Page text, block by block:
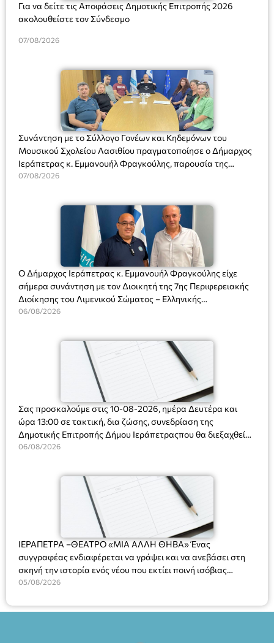
Για να δείτε τις Αποφάσεις Δημοτικής Επιτροπής 2026
ακολουθείστε τον Σύνδεσμο
07/08/2026
Συνάντηση με το Σύλλογο Γονέων και Κηδεμόνων του
Μουσικού Σχολείου Λασιθίου πραγματοποίησε ο Δήμαρχος
Ιεράπετρας κ. Εμμανουήλ Φραγκούλης, παρουσία της
Διευθύντριας του σχολείου κας Μαριάννας Χαΐτα.
07/08/2026
Ο Δήμαρχος Ιεράπετρας κ. Εμμανουήλ Φραγκούλης είχε
σήμερα συνάντηση με τον Διοικητή της 7ης Περιφερειακής
Διοίκησης του Λιμενικού Σώματος – Ελληνικής
Ακτοφυλακής (Λ.Σ.-ΕΛ.ΑΚΤ.), Αρχιπλοίαρχο Λ.Σ. κ. Ιωάννη
06/08/2026
Σας προσκαλούμε στις 10-08-2026, ημέρα Δευτέρα και
ώρα 13:00 σε τακτική, δια ζώσης, συνεδρίαση της
Δημοτικής Επιτροπής Δήμου Ιεράπετραςπου θα διεξαχθεί
στο Δημοτικό Κατάστημα, Δημοκρατίας 31 στην αίθουσα
και λήψη αποφάσεων στα παρακάτω θέματα:
06/08/2026
ΙΕΡΑΠΕΤΡΑ –ΘΕΑΤΡΟ «ΜΙΑ ΑΛΛΗ ΘΗΒΑ» Ένας
συγγραφέας ενδιαφέρεται να γράψει και να ανεβάσει στη
σκηνή την ιστορία ενός νέου που εκτίει ποινή ισόβιας
κάθειρξης για πατροκτονία. Ένα πολυβραβευμένο έργο για
ασθένεια, τον ερωτισμό. Ένα έργο αινιγματικό, συγκινητικό,
05/08/2026